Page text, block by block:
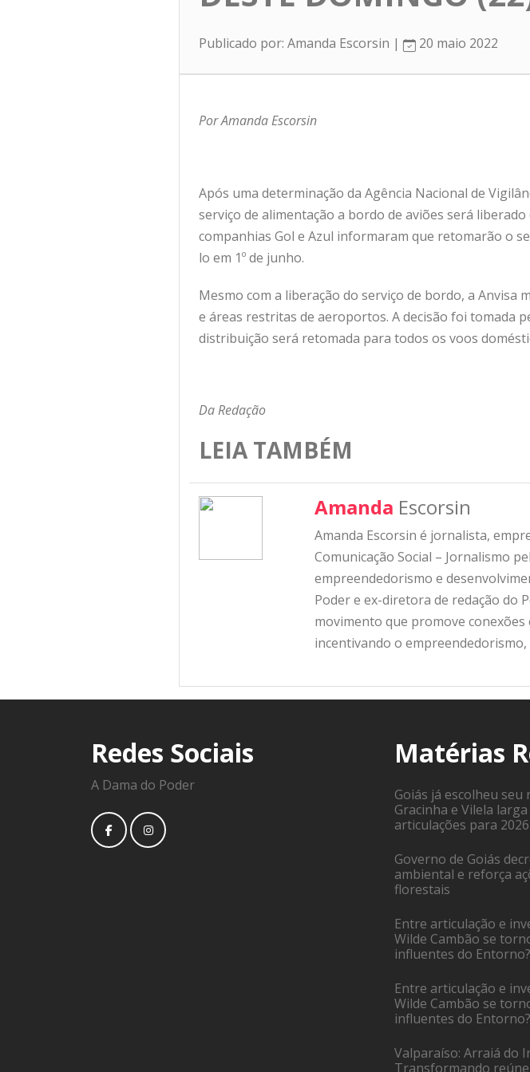
Publicado por: Amanda Escorsin | 20 maio 2022
Por Amanda Escorsin
Após uma determinação da Agência Nacional de
serviço de alimentação a bordo de aviões será liberado
companhias Gol e Azul informaram que retomarão o
lo em 1º de junho.
Mesmo com a liberação do serviço de bordo, a Anvisa
e áreas restritas de aeroportos. A decisão foi tomada
distribuição será retomada para todos os voos
Da Redação
LEIA TAMBÉM
Amanda Escorsin
Amanda Escorsin é jornalista,
Comunicação Social – Jornalismo
empreendedorismo e
Poder e ex-diretora de redação do
movimento que promove
incentivando o
Redes Sociais
A Dama do Poder
Matérias
Goiás já escolheu seu
Gracinha e Vilela
articulações para 2026
Governo de Goiás
ambiental e reforça
florestais
Entre articulação e
Wilde Cambão se
influentes do Entorno?
Entre articulação e
Wilde Cambão se
influentes do Entorno?
Valparaíso: Arraiá do
Transformando